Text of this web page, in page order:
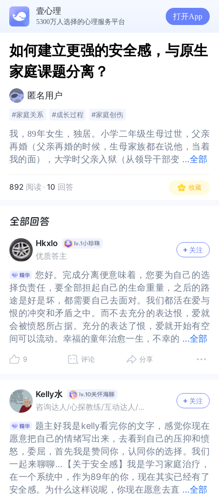
壹心理
5300万人选择的心理服务平台
打开App
如何建立更强的安全感，与原生
家庭课题分离？
匿名用户
#家庭关系 #成长过程 #家庭创伤
...全部
我，89年女生，独居。小学二年级生母过世，父亲
再婚（父亲再婚的时候，生母家族都在说他，当着
我的面），大学时父亲入狱（从领导干部变
好）从小在动荡和小心翼翼中长大。为了自救，我
做过五年心理咨询，目前也在持续学习心理学。
是想做到真正的“课题分离”。最让我痛的，不是他
们直接的打骂，而是一种“被优待的孤立”。他们给
我钱，给我房子，嘴上说着关心，但我的真实感受
和需求，永远被忽略。
为了从这种痛苦中挣脱，我一直在努力。我用了很
久，才慢慢不再讨好；我用拉黑生母家族亲戚的方
式，给自己止血，保护自己。但我发现，只是拉
黑，心里那些被忽视、被不公平对待的旧伤，依然
会一波一波地侵袭而来。我知道，不把脓包挑破，
伤口永远不会真的好。
我主动联系了拉黑的生母家族亲戚，和表弟（小舅
从争吵到互相道歉再深层沟通（道歉是我先提的，
我让他先道歉，他做了但不诚恳，所以我就示范给
他看，道歉应该谦逊、诚恳，知道自己确实有做的
不对的地方）还有是要从他视角看同一个问题，解
开了个别误会，某些信息观点达成一致，我知道他
也是那个家族和时代的受害者，但我还是讨厌他，
虽然不再拉黑他但也只是放在角落里免打扰；我第
一次对小姑妈直接说出我需要妹妹的关心，因为小
姑妈会说要和妹妹多联系，我真的有在做，以前妹
我，89年女生，独居。小学二年级生母过世，父亲
再婚（父亲再婚的时候，生母家族都在说他，当着
我的面），大学时父亲入狱（从领导干部变成服刑
小在动荡和小心翼翼中长大。为了自救，我做过五
是想做到真正的“课题分离”。最让我痛的，不是他
们直接的打骂，而是一种“被优待的孤立”。他们给
我钱，给我房子，嘴上说着关心，但我的真实感受
和需求，永远被忽略。
为了从这种痛苦中挣脱，我一直在努力。我用了很
久，才慢慢不再讨好；我用拉黑生母家族亲戚的方
式，给自己止血，保护自己。但我发现，只是拉
黑，心里那些被忽视、被不公平对待的旧伤，依然
会一波一波地侵袭而来。我知道，不把脓包挑破，
伤口永远不会真的好。
我主动联系了拉黑的生母家族亲戚，和表弟（小舅
从争吵到互相道歉再深层沟通（道歉是我先提的，
我让他先道歉，他做了但不诚恳，所以我就示范给
他看，道歉应该谦逊、诚恳，知道自己确实有做的
不对的地方）还有是要从他视角看同一个问题，解
开了个别误会，某些信息观点达成一致，我知道他
也是那个家族和时代的受害者，但我还是讨厌他，
虽然不再拉黑他但也只是放在角落里免打扰；我第
一次对小姑妈直接说出我需要妹妹的关心，因为小
姑妈会说要和妹妹多联系，我真的有在做，以前妹
892 阅读 · 10 回答 收藏
Hkxlo
优质答主
关注
...全部
您好。完成分离便意味着，您要为自己的选
择负责任，要全部担起自己的生命重量，之后的路
途是好是坏，都需要自己去面对。我们都活在爱与
恨的冲突和矛盾之中。而不去充分的表达恨，爱就
会被愤怒所占据。充分的表达了恨，爱就开始有空
间可以流动。幸福的童年治愈一生，不幸的
线。但我们完全有能力改写人生，拿回自己人生的
们需要做的是认识自己。因为我们改变不了我们的
原生家庭，我们能改变的只有自己。看到父母的局
限性，还能更有力量地主动接纳这些不完美，包括
接纳自己身上的不完美。其他家庭成员、家族成
员，他们会有自己的局限性，有自己人生发展的不
如意，有自己家庭发展的不如意，甚至他们也有自
己原生家庭的创伤。所以他们的行为，他们对我们
的评价就不是客观的。原生家庭也是个家庭，带领
我们成长的家庭，虽然给的不完美，甚至不幸福，
择负责任，要全部担起自己的生命重量，之后的路
途是好是坏，都需要自己去面对。我们都活在爱与
恨的冲突和矛盾之中。而不去充分的表达恨，爱就
会被愤怒所占据。充分的表达了恨，爱就开始有空
间可以流动。幸福的童年治愈一生，不幸的童年用
们完全有能力改写人生，拿回自己人生的主动权。
的是认识自己。因为我们改变不了我们的原生家
庭，我们能改变的只有自己。看到父母的局限性，
还能更有力量地主动接纳这些不完美，包括接纳自
己身上的不完美。其他家庭成员、家族成员，他们
会有自己的局限性，有自己人生发展的不如意，有
自己家庭发展的不如意，甚至他们也有自己原生家
庭的创伤。所以他们的行为，他们对我们的评价就
不是客观的。原生家庭也是个家庭，带领我们成长
的家庭，虽然给的不完美，甚至不幸福，但没有这
9 评论 分享
Kelly水
咨询达人/心探教练/互动达人/心理作者
关注
...全部
题主好我是kelly看完你的文字，感觉你现在
愿意把自己的情绪写出来，去看到自己的压抑和愤
怒，委屈，首先我是赞同你，认同你的选择。我们
一起来聊聊…【关于安全感】我是学习家庭治疗，
在一个系统中，作为89年的你，现在其实已经有了
安全感。为什么这样说呢，你现在愿意去直
愿意把自己的情绪写出来，去看到自己的压抑和愤
怒，委屈，首先我是赞同你，认同你的选择。我们
一起来聊聊…【关于安全感】我是学习家庭治疗，
在一个系统中，作为89年的你，现在其实已经有了
安全感。为什么这样说呢，你现在愿意去直面，愿